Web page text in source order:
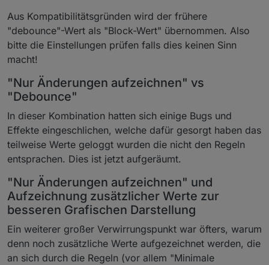
Aus Kompatibilitätsgründen wird der frühere
"debounce"-Wert als "Block-Wert" übernommen. Also
bitte die Einstellungen prüfen falls dies keinen Sinn
macht!
"Nur Änderungen aufzeichnen" vs
"Debounce"
In dieser Kombination hatten sich einige Bugs und
Effekte eingeschlichen, welche dafür gesorgt haben das
teilweise Werte geloggt wurden die nicht den Regeln
entsprachen. Dies ist jetzt aufgeräumt.
"Nur Änderungen aufzeichnen" und
Aufzeichnung zusätzlicher Werte zur
besseren Grafischen Darstellung
Ein weiterer großer Verwirrungspunkt war öfters, warum
denn noch zusätzliche Werte aufgezeichnet werden, die
an sich durch die Regeln (vor allem "Minimale